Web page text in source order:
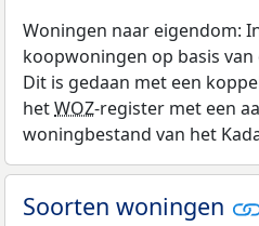
Woningen naar eigendom:
koopwoningen op basis
Dit is gedaan met een
hetWOZ-register met een
woningbestand van het
Soorten woningen